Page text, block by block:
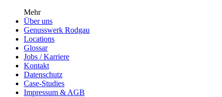
Mehr
Über uns
Genusswerk Rodgau
Locations
Glossar
Jobs / Karriere
Kontakt
Datenschutz
Case-Studies
Impressum & AGB